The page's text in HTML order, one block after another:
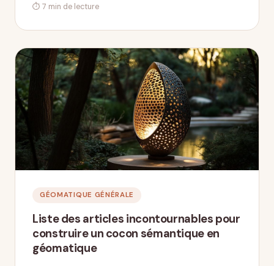
⏱ 7 min de lecture
GÉOMATIQUE GÉNÉRALE
Liste des articles incontournables pour
construire un cocon sémantique en
géomatique